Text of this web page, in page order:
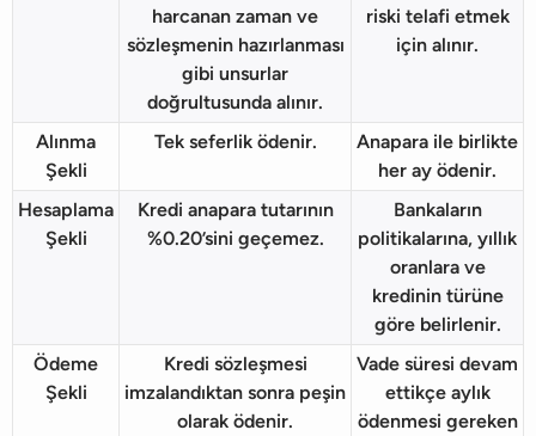
harcanan zaman ve
sözleşmenin hazırlanması
gibi unsurlar
doğrultusunda alınır.
riski telafi etmek
için alınır.
Alınma
Şekli
Tek seferlik ödenir.
Anapara ile birlikte
her ay ödenir.
Hesaplama
Şekli
Kredi anapara tutarının
%0.20’sini geçemez.
Bankaların
politikalarına, yıllık
oranlara ve
kredinin türüne
göre belirlenir.
Ödeme
Şekli
Kredi sözleşmesi
imzalandıktan sonra peşin
olarak ödenir.
Vade süresi devam
ettikçe aylık
ödenmesi gereken